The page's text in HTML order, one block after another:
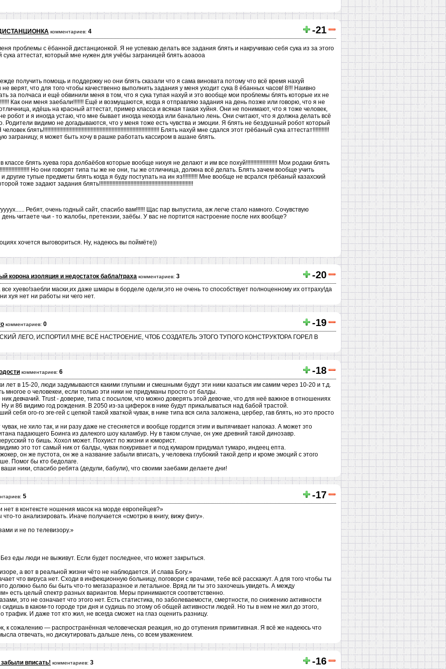
комментариев: 4 -21
проблемы с ёбанной дистанционкой. Я не успеваю делать все задания блять и накручиваю себя сука из за этого
аттестат, который мне нужен для учёбы заграницей блять аоаооа
получить помощь и поддержку но они блять сказали что я сама виновата потому что всё время нахуй
верят, что для того чтобы качественно выполнить задания у меня уходит сука 8 ёбанных часов! 8!!! Наивно
за полчаса и ещё обвинили меня в том, что я сука тупая нахуй и это вообще мои проблемы блять которые их не
Как они меня заебали!!!!!!! Ещё и возмущаются, когда я отправляю задания на день позже или говорю, что я не
идёшь на красный аттестат, пример класса и всякая такая хуйня. Они не понимают, что я тоже человек,
робот и я иногда устаю, что мне бывает иногда некогда или банально лень. Они считают, что я должна делать всё
Родители видимо не догадываются, что у меня тоже есть чувства и эмоции. Я блять не бездушный робот который
блять!!!!!!!!!!!!!!!!!!!!!!!!!!!!!!!!!!!!!!!!!!!!!!!!!!!!!!!!!!!!!!!!!!!!!!!!!!!!!! Блять нахуй мне сдался этот грёбаный сука аттестат!!!!!!!!!!!
заграницу, я может быть хочу в рашке работать кассиром в ашане блять.
блять хуева гора долбаёбов которые вообще нихуя не делают и им все похуй!!!!!!!!!!!!!!!!!!!!! Мои родаки блять
Но они говорят типа ты же не они, ты же отличница, должна всё делать. Блять зачем вообще учить
другие тупые предметы блять когда я буду поступать на ин яз!!!!!!!!!! Мне вообще не всрался грёбаный казахский
тоже задают задания блять!!!!!!!!!!!!!!!!!!!!!!!!!!!!!!!!!!!!!!!!!!!!!!!!!!!!!!!!!!!!!!!
Ребят, очень годный сайт, спасибо вам!!!!!! Щас пар выпустила, аж легче стало намного. Сочувствую
читаете чьи - то жалобы, претензии, заёбы. У вас не портится настроение после них вообще?
хочется выговориться. Ну, надеюсь вы поймёте))
корона изоляция и недостаток бабла/траха комментариев: 3 -20
все хуево!заебли маски,их даже шмары в борделе одели,это не очень то способствует полноценному их оттраху!да
хуя нет ни работы ни чего нет.
комментариев: 0 -19
ЛЕГО, ИСПОРТИЛ МНЕ ВСЁ НАСТРОЕНИЕ, ЧТОБ СОЗДАТЕЛЬ ЭТОГО ТУПОГО КОНСТРУКТОРА ГОРЕЛ В
комментариев: 6 -18
лет в 15-20, люди задумываются какими глупыми и смешными будут эти ники казаться им самим через 10-20 и т.д.
многое о человекеи, если только эти ники не придуманы просто от балды.
ник девчачий. Trust - доверие, типа с посылом, что можно доверять этой девочке, что для неё важное в отношениях
Ну и 86 видимо год рождения. В 2050 из-за циферок в нике будут прикалываться над бабой трастой.
себя ого-го эге-гей с цепкой такой хваткой чувак, в нике типа вся сила заложена, цербер, гав блять, но это просто
не хило так, и ни разу даже не стесняется и вообще гордится этим и выпячивает напоказ. А может это
падающего Боинга из далекого шоу каламбур. Ну в таком случае, он уже древний такой динозавр.
то бишь. Хохол может. Похуист по жизни и юморист.
это тот самый ник от балды, чувак покуривает и под кумаром придумал тумаро, индеец епта.
он же пустота, он же а название забыли вписать, у человека глубокий такой депр и кроме эмоций с этого
Помог бы кто бедолаге.
ники, спасибо ребята (дедули, бабули), что своими заебами делаете дни!
5 -17
нет в контексте ношения масок на морде европейцев?»
то анализировать. Иначе получается «смотрю в книгу, вижу фигу».
и не по телевизору.»
еды люди не выживут. Если будет последнее, что может закрыться.
а вот в реальной жизни чёто не наблюдается. И слава Богу.»
что вируса нет. Сходи в инфекционную больницу, поговори с врачами, тебе всё расскажут. А для того чтобы ты
должно было бы быть что-то мегазаразное и летальное. Вряд ли ты это захочешь увидеть. А между
есть целый спектр разных вариантов. Меры принимаются соответственно.
это не означает что этого нет. Есть статистика, по заболеваемости, смертности, по снижению активности
в каком-то городе три дня и судишь по этому об общей активности людей. Но ты в нем не жил до этого,
И даже тот кто жил, не всегда сможет на глаз оценить разницу.
к сожалению — распространённая человеческая реакция, но до отупения примитивная. Я всё же надеюсь что
отвечать, но дискутировать дальше лень, со всем уважением.
вписать! комментариев: 3 -16